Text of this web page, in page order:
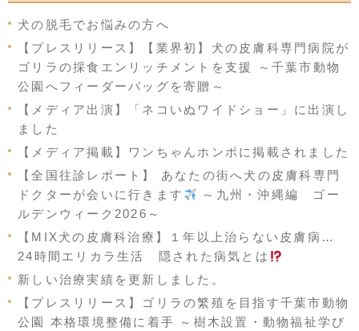
犬の脱毛でお悩みの方へ
【プレスリリース】【業界初】犬の皮膚科専門病院が
ゴリラの採食エンリッチメントを支援 ～千葉市動物
公園へフィーダーバッグを寄贈～
【メディア出演】「ネコいぬワイドショー」に出演し
ました
【メディア掲載】ワンちゃんホンポに掲載されました
【全国往診レポート】 あなたの街へ犬の皮膚科専門
ドクターが会いに行きます
～九州・沖縄編 ゴー
ルデンウィーク2026～
【MIX犬の皮膚科治療】１年以上治らない皮膚病…
24時間エリカラ生活 隠された病気とは
新しい治療実績を更新しました。
【プレスリリース】ゴリラの繁殖を目指す千葉市動物
公園 本格環境整備に着手 ～樹木設置・動物福祉学び